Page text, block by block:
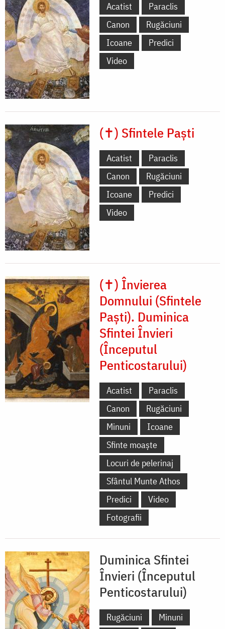
Acatist
Paraclis
Canon
Rugăciuni
Icoane
Predici
Video
(✝) Sfintele Paști
Acatist
Paraclis
Canon
Rugăciuni
Icoane
Predici
Video
(✝) Învierea
Domnului (Sfintele
Paști). Duminica
Sfintei Învieri
(Începutul
Penticostarului)
Acatist
Paraclis
Canon
Rugăciuni
Minuni
Icoane
Sfinte moaște
Locuri de pelerinaj
Sfântul Munte Athos
Predici
Video
Fotografii
Duminica Sfintei
Învieri (Începutul
Penticostarului)
Rugăciuni
Minuni